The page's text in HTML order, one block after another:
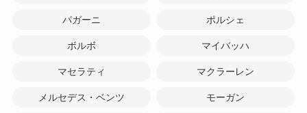
パガーニ ポルシェ
ボルボ マイバッハ
マセラティ マクラーレン
メルセデス・ベンツ モーガン